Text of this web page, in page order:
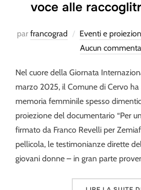
voce alle
par francograd Eventi e
Aucun
Nel cuore della Giornata
marzo 2025, il Comune di Cervo
memoria femminile spesso
proiezione del documentario “Per
firmato da Franco Revelli per
pellicola, le testimonianze dirette
giovani donne – in gran parte